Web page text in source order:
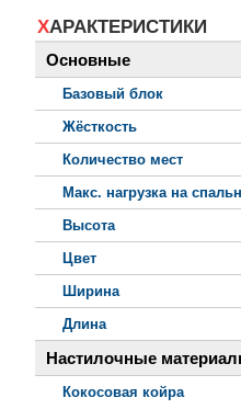
ХАРАКТЕРИСТИКИ
Основные
Базовый блок
Жёсткость
Количество мест
Макс. нагрузка на
Высота
Цвет
Ширина
Длина
Настилочные
Кокосовая койра